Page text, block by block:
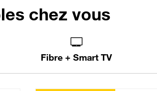
chez vous
Fibre + Smart TV